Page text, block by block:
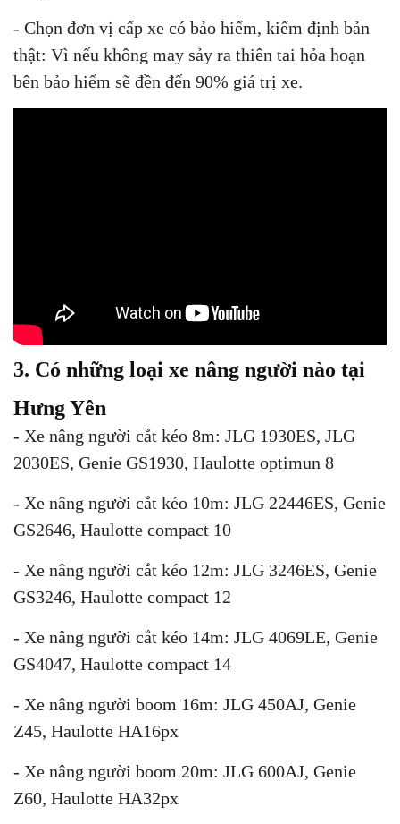
- Chọn đơn vị cấp xe có bảo hiểm, kiểm định bản
thật: Vì nếu không may sảy ra thiên tai hỏa hoạn
bên bảo hiểm sẽ đền đến 90% giá trị xe.
3. Có những loại xe nâng người nào tại
Hưng Yên
- Xe nâng người cắt kéo 8m: JLG 1930ES, JLG
2030ES, Genie GS1930, Haulotte optimun 8
- Xe nâng người cắt kéo 10m: JLG 22446ES, Genie
GS2646, Haulotte compact 10
- Xe nâng người cắt kéo 12m: JLG 3246ES, Genie
GS3246, Haulotte compact 12
- Xe nâng người cắt kéo 14m: JLG 4069LE, Genie
GS4047, Haulotte compact 14
- Xe nâng người boom 16m: JLG 450AJ, Genie
Z45, Haulotte HA16px
- Xe nâng người boom 20m: JLG 600AJ, Genie
Z60, Haulotte HA32px